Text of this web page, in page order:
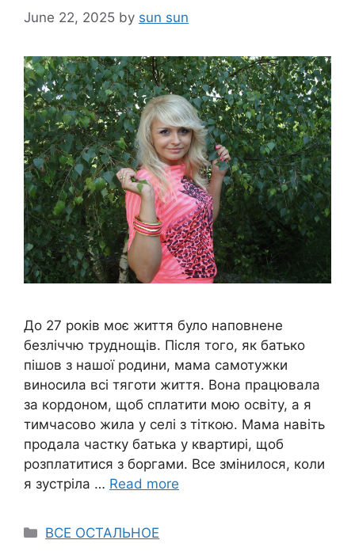
June 22, 2025 by sun sun
До 27 років моє життя було наповнене
безліччю труднощів. Після того, як батько
пішов з нашої родини, мама самотужки
виносила всі тяготи життя. Вона працювала
за кордоном, щоб сплатити мою освіту, а я
тимчасово жила у селі з тіткою. Мама навіть
продала частку батька у квартирі, щоб
розплатитися з боргами. Все змінилося, коли
я зустріла … Read more
Categories
ВСЕ ОСТАЛЬНОЕ